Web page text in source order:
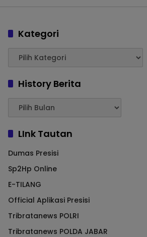
Kategori
History Berita
LInk Tautan
Dumas Presisi
Sp2Hp Online
E-TILANG
Official Aplikasi Presisi
Tribratanews POLRI
Tribratanews POLDA JABAR